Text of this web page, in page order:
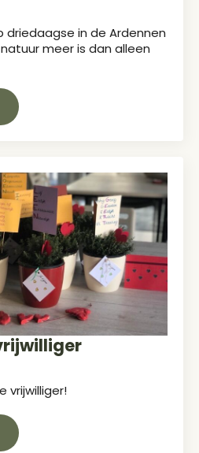
driedaagse in de Ardennen
meer is dan alleen
vrijwilliger!